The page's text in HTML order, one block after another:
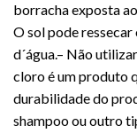
borracha exposta
O sol pode
d´água.– Não
cloro é um produto
durabilidade do
shampoo ou outro